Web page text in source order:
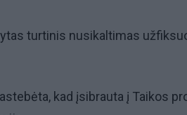
turtinis nusikaltimas
kad įsibrauta į Taikos